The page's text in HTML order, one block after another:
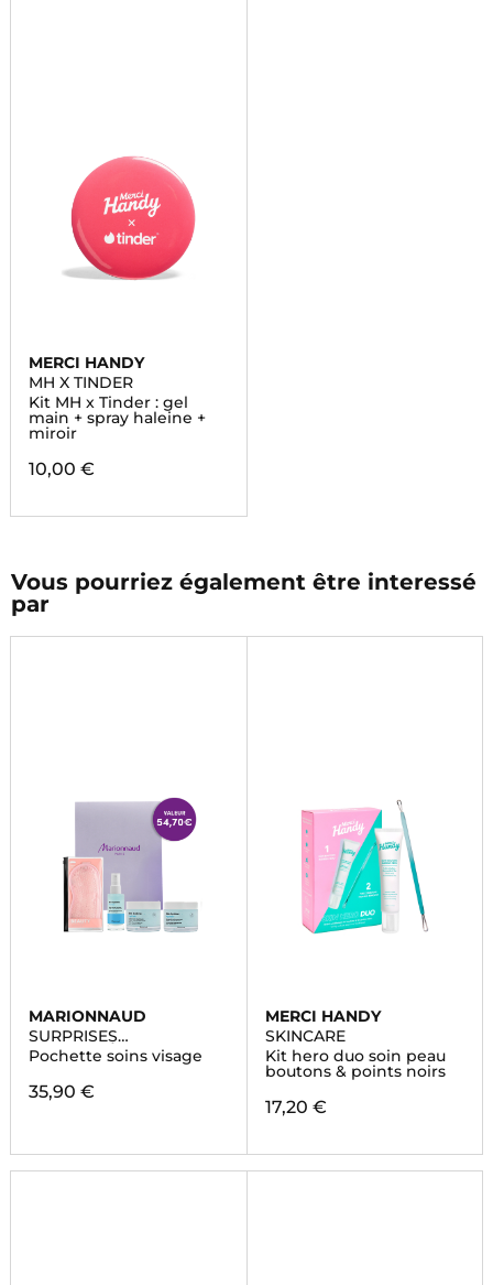
MERCI HANDY
MH X TINDER
Kit MH x Tinder : gel
main + spray haleine +
miroir
10,00 €
Vous pourriez également être interessé
par
MARIONNAUD
SURPRISES
ENCHANTÉES
Pochette soins visage
35,90 €
MERCI HANDY
SKINCARE
Kit hero duo soin peau
boutons & points noirs
17,20 €